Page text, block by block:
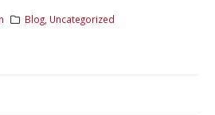
Blog Uncategorized